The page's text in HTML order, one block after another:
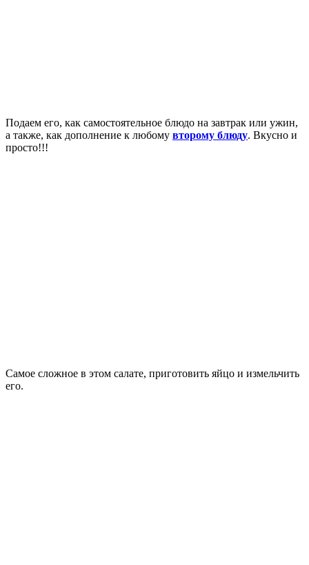
Подаем его, как самостоятельное блюдо на завтрак или ужин,
а также, как дополнение к любому второму блюду. Вкусно и
просто!!!
Самое сложное в этом салате, приготовить яйцо и измельчить
его.